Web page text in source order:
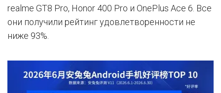
realme GT8 Pro, Honor 400 Pro и OnePlus Ace 6. Все
они получили рейтинг удовлетворенности не
ниже 93%.